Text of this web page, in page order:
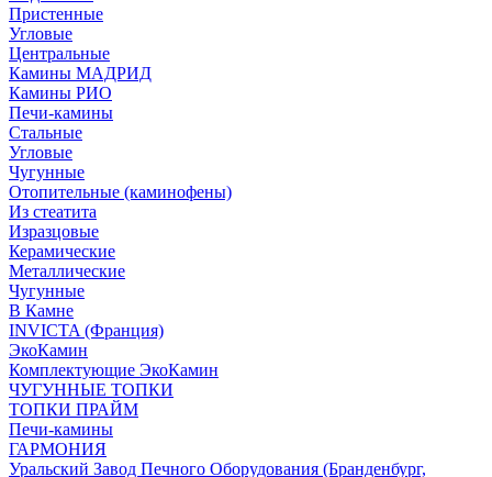
Пристенные
Угловые
Центральные
Камины МАДРИД
Камины РИО
Печи-камины
Стальные
Угловые
Чугунные
Отопительные (каминофены)
Из стеатита
Изразцовые
Керамические
Металлические
Чугунные
В Камне
INVICTA (Франция)
ЭкоКамин
Комплектующие ЭкоКамин
ЧУГУННЫЕ ТОПКИ
ТОПКИ ПРАЙМ
Печи-камины
ГАРМОНИЯ
Уральский Завод Печного Оборудования (Бранденбург,